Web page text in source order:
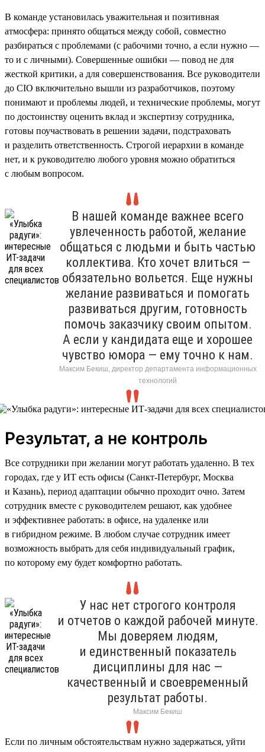
В команде установилась уважительная и позитивная
атмосфера: принято общаться между собой, совместно
разбираться с проблемами (с рабочими точно, а если нужно —
то и с личными). Совершенные ошибки — повод не для
жесткой критики, а для совершенствования. Все руководители
до CIO включительно вышли из разработчиков, поэтому
понимают и проблемы людей, и технические проблемы, могут
по достоинству оценить вклад и экспертизу сотрудника,
готовы поучаствовать в решении задачи, подстраховать
и разделить ответственность. Строгой иерархии в команде
нет, и к руководителю любого уровня можно обратиться
с любым вопросом.
В нашей команде важнее всего
увлеченность работой, желание
общаться с людьми и быть частью
коллектива. Кто хочет влиться —
обязательно вольется. Еще нужны
желание развиваться и помогать
развиваться другим, готовность
помочь заказчику своим опытом.
А если у кандидата еще и хорошее
чувство юмора — ему точно к нам.
Максим Бекиш, директор департамента информационных
технологий
Результат, а не контроль
Все сотрудники при желании могут работать удаленно. В тех
городах, где у ИТ есть офисы (Санкт-Петербург, Москва
и Казань), период адаптации обычно проходит очно. Затем
сотрудник вместе с руководителем решают, как удобнее
и эффективнее работать: в офисе, на удаленке или
в гибридном режиме. В любом случае сотрудник имеет
возможность выбрать для себя индивидуальный график,
по которому ему будет комфортно работать.
У нас нет строгого контроля
и отчетов о каждой рабочей минуте.
Мы доверяем людям,
и единственный показатель
дисциплины для нас —
качественный и своевременный
результат работы.
Максим Бекиш
Если по личным обстоятельствам нужно задержаться, уйти